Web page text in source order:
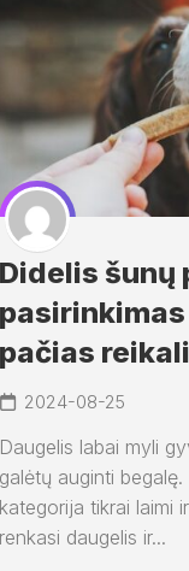
Didelis šunų
pačias
2024-08-25
Daugelis labai myli
galėtų auginti
kategorija tikrai laimi
renkasi daugelis ir...